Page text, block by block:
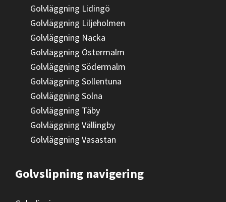
Golvläggning Lidingö
Golvläggning Liljeholmen
Golvläggning Nacka
Golvläggning Östermalm
Golvläggning Södermalm
Golvläggning Sollentuna
Golvläggning Solna
Golvläggning Täby
Golvläggning Vällingby
Golvläggning Vasastan
Golvslipning navigering